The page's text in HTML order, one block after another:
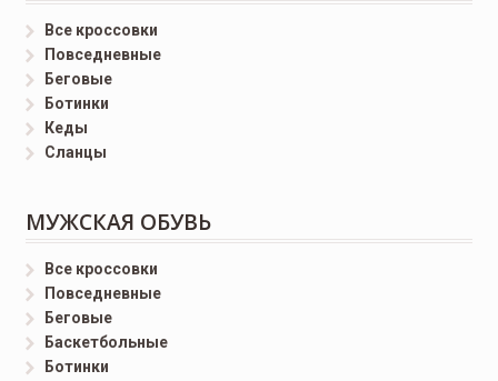
Все кроссовки
Повседневные
Беговые
Ботинки
Кеды
Сланцы
МУЖСКАЯ ОБУВЬ
Все кроссовки
Повседневные
Беговые
Баскетбольные
Ботинки